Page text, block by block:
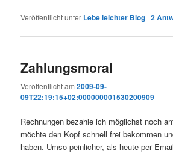
Veröffentlicht unter Lebe leichter Blog |2
Zahlungsmoral
Veröffentlicht am2009-09-
09T22:19:15+02:000000001530200909
Rechnungen bezahle ich möglichst noch
möchte den Kopf schnell frei bekommen
haben. Umso peinlicher, als heute per